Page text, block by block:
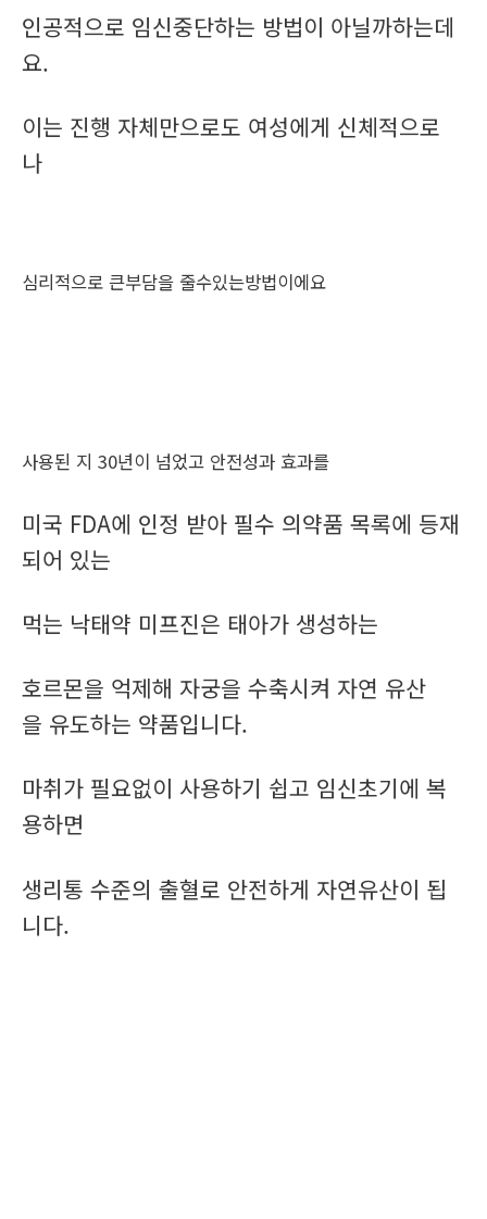
인공적으로 임신중단하는 방법이 아닐까하는데
요.
이는 진행 자체만으로도 여성에게 신체적으로
나
심리적으로 큰부담을 줄수있는방법이에요
사용된 지 30년이 넘었고 안전성과 효과를
미국 FDA에 인정 받아 필수 의약품 목록에 등재
되어 있는
먹는 낙태약 미프진은 태아가 생성하는
호르몬을 억제해 자궁을 수축시켜 자연 유산
을 유도하는 약품입니다.
마취가 필요없이 사용하기 쉽고 임신초기에 복
용하면
생리통 수준의 출혈로 안전하게 자연유산이 됩
니다.